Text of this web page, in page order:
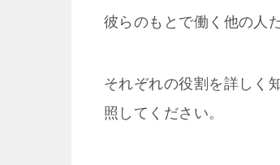
彼らのもとで働く他の人
それぞれの役割を詳しく
照してください。